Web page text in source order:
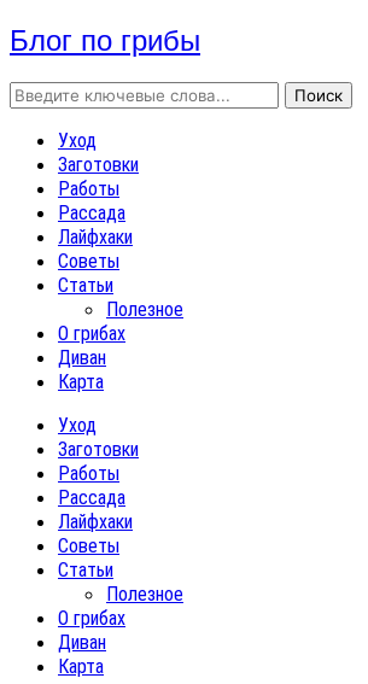
Блог по грибы
Уход
Заготовки
Работы
Рассада
Лайфхаки
Советы
Статьи
Полезное
О грибах
Диван
Карта
Уход
Заготовки
Работы
Рассада
Лайфхаки
Советы
Статьи
Полезное
О грибах
Диван
Карта